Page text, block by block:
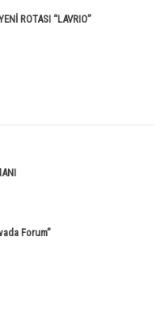
ROTASI “LAVRIO”
Forum”